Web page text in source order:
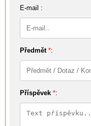
E-mail :
Předmět *:
Příspěvek *: